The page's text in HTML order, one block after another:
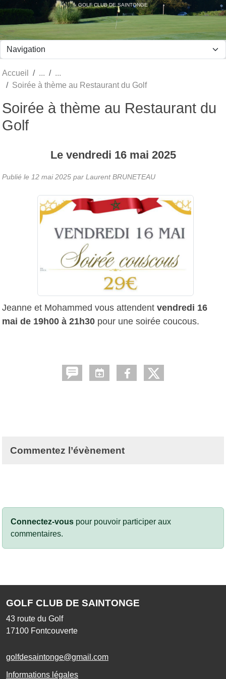
GOLF CLUB DE SAINTONGE
Accueil
Soirée à thème au Restaurant du Golf
Soirée à thème au Restaurant du
Golf
Le vendredi 16 mai 2025
Publié le 12 mai 2025 par Laurent BRUNETEAU
Jeanne et Mohammed vous attendent vendredi 16
mai de 19h00 à 21h30 pour une soirée coucous.
Commentez l’évènement
Connectez-vous pour pouvoir participer aux
commentaires.
GOLF CLUB DE SAINTONGE
43 route du Golf
17100 Fontcouverte
golfdesaintonge@gmail.com
Informations légales
Panneau de gestion des cookies